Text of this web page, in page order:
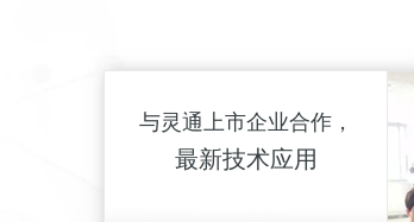
与灵通上市企业合作，
最新技术应用